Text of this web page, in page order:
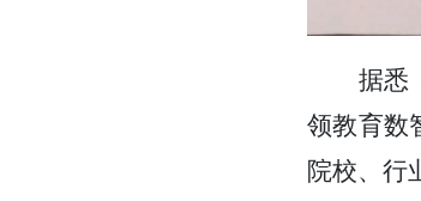
据悉
领教育数
院校、行